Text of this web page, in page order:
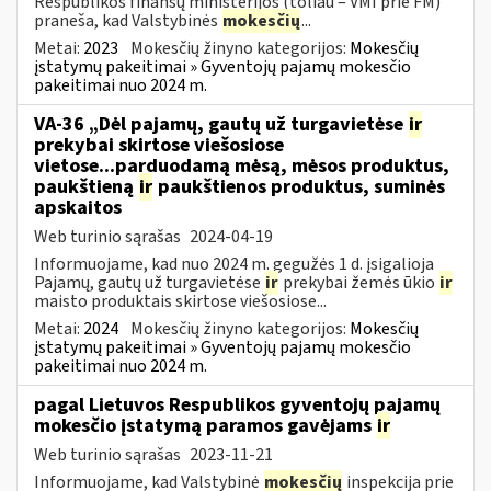
praneša, kad Valstybinės mokesčių...
Metai: 2023 Mokesčių žinyno kategorijos: Mokesčių
įstatymų pakeitimai » Gyventojų pajamų mokesčio
pakeitimai nuo 2024 m.
VA-36 „Dėl pajamų, gautų už turgavietėse ir
prekybai skirtose viešosiose
vietose...parduodamą mėsą, mėsos produktus,
paukštieną ir paukštienos produktus, suminės
apskaitos
Web turinio sąrašas 2024-04-19
Informuojame, kad nuo 2024 m. gegužės 1 d. įsigalioja
Pajamų, gautų už turgavietėse ir prekybai žemės ūkio ir
maisto produktais skirtose viešosiose...
Metai: 2024 Mokesčių žinyno kategorijos: Mokesčių
įstatymų pakeitimai » Gyventojų pajamų mokesčio
pakeitimai nuo 2024 m.
pagal Lietuvos Respublikos gyventojų pajamų
mokesčio įstatymą paramos gavėjams ir
Web turinio sąrašas 2023-11-21
Informuojame, kad Valstybinė mokesčių inspekcija prie